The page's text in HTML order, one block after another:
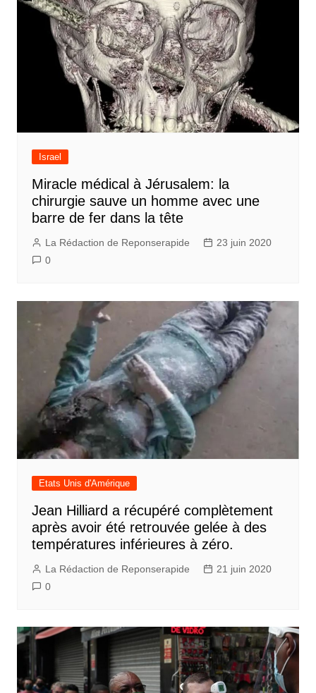
Israel
Miracle médical à Jérusalem: la
chirurgie sauve un homme avec une
barre de fer dans la tête
La Rédaction de Reponserapide
23 juin 2020
0
Etats Unis d'Amérique
Jean Hilliard a récupéré complètement
après avoir été retrouvée gelée à des
températures inférieures à zéro.
La Rédaction de Reponserapide
21 juin 2020
0